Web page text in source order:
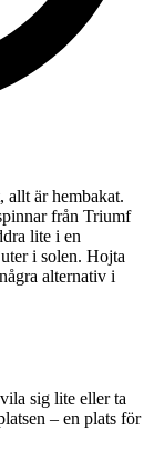
är hembakat.
från Triumf
lite i en
i solen. Hojta
alternativ i
sig lite eller ta
– en plats för